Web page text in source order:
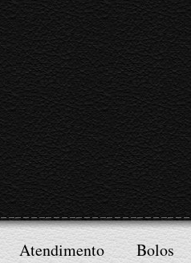
Atendimento Bolos